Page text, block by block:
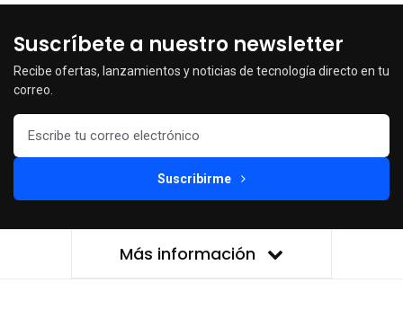
Suscríbete a nuestro newsletter
Recibe ofertas, lanzamientos y noticias de tecnología directo en tu
correo.
Suscribirme
Más información